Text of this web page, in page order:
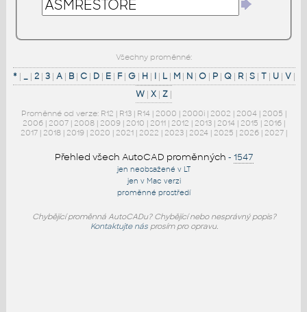
Všechny proměnné:
*| _| 2| 3| A| B| C| D| E| F| G| H | I| L| M| N| O| P| Q| R| S| T| U| V|
W | X | Z |
Proměnné od verze: R12 | R13 | R14 | 2000 | 2000i | 2002 | 2004 | 2005 |
2006 | 2007 | 2008 | 2009 | 2010 | 2011 | 2012 | 2013 | 2014 | 2015 | 2016 |
2017 | 2018 | 2019 | 2020 | 2021 | 2022 | 2023 | 2024 | 2025 | 2026 | 2027 |
Přehled všech AutoCAD proměnných - 1547
jen neobsažené v LT
jen v Mac verzi
proměnné prostředí
Chybějící proměnná AutoCADu? Chybějící nebo nesprávný popis?
Kontaktujte násprosím pro opravu.